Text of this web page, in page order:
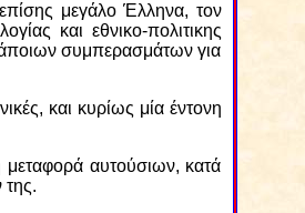
μεγάλο Έλληνα, τον
και εθνικο-πολιτικης
συμπερασμάτων για
και κυρίως μία έντονη
αυτούσιων, κατά
της.